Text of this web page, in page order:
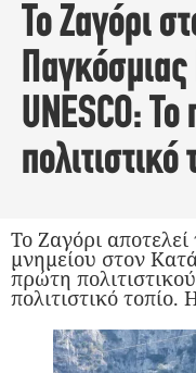
Το Ζαγόρι
UNESCO:
πολιτιστικό
Το Ζαγόρι
μνημείου στον
πρώτη
πολιτιστικό τοπίο.